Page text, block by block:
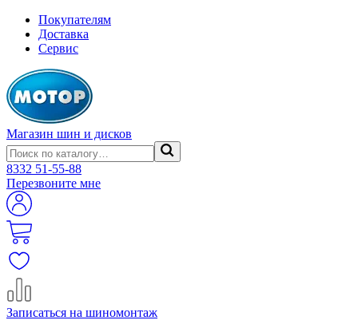
Покупателям
Доставка
Сервис
Магазин шин и дисков
8332 51-55-88
Перезвоните мне
Записаться на шиномонтаж